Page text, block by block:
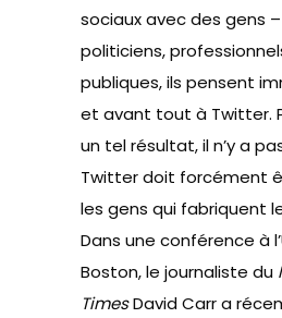
sociaux avec des gens
politiciens,
publiques, ils pensent
et avant tout à Twitter.
un tel résultat, il n’y a
Twitter doit forcément
les gens qui fabriquent
Dans une conférence à
Boston, le journaliste du
TimesDavid Carr a